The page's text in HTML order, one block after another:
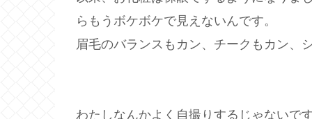
らもうボケボケで見えないんです。
眉毛のバランスもカン、チークもカン、
わたしなんかよく自撮りするじゃないで